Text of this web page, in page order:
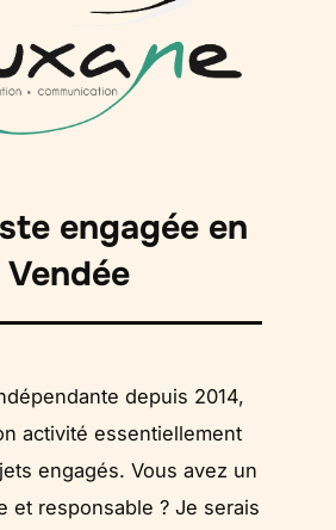
engagée en
Vendée
depuis 2014,
activité essentiellement
engagés. Vous avez un
et responsable ? Je serais